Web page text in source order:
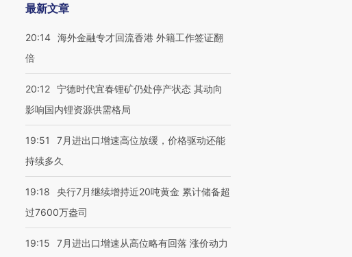
最新文章
20:14 海外金融专才回流香港 外籍工作签证翻
倍
20:12 宁德时代宜春锂矿仍处停产状态 其动向
影响国内锂资源供需格局
19:51
7月进出口增速高位放缓，价格驱动还能
持续多久
19:18
央行7月继续增持近20吨黄金 累计储备超
过7600万盎司
19:15
7月进出口增速从高位略有回落 涨价动力